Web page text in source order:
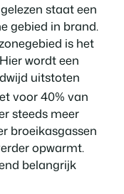
staat een
gebied in brand.
is het
wordt een
uitstoten
voor 40% van
steeds meer
broeikasgassen
opwarmt.
belangrijk